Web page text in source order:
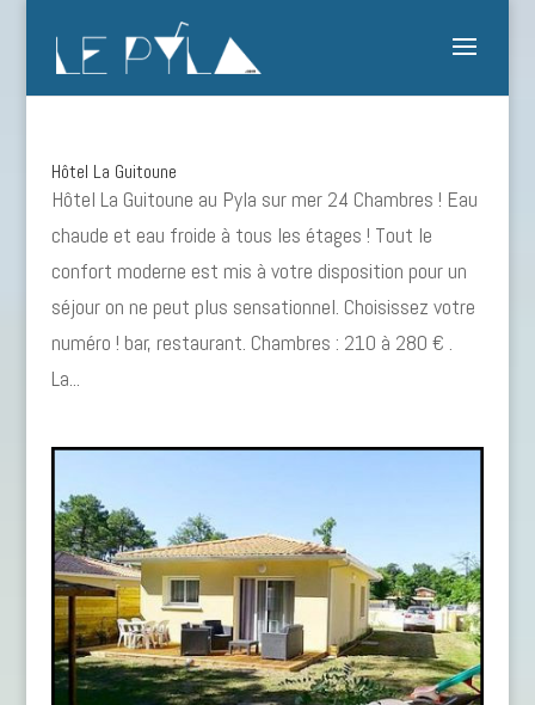
Hôtel La Guitoune
Hôtel La Guitoune au Pyla sur mer 24 Chambres ! Eau
chaude et eau froide à tous les étages ! Tout le
confort moderne est mis à votre disposition pour un
séjour on ne peut plus sensationnel. Choisissez votre
numéro ! bar, restaurant. Chambres : 210 à 280 € .
La...